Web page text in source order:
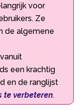
voor
Ze
de algemene
een krachtig
en de ranglijst
te verbeteren.​